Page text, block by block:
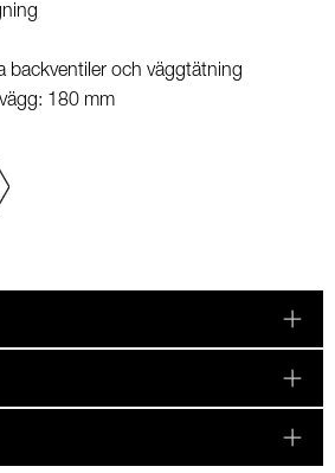
backventiler och väggtätning
180 mm